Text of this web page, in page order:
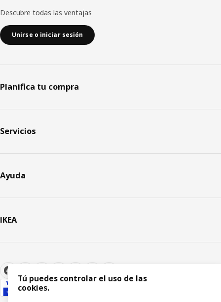
Descubre todas las ventajas
Unirse o iniciar sesión
Planifica tu compra
Servicios
Ayuda
IKEA
Tú puedes controlar el uso de las
cookies.